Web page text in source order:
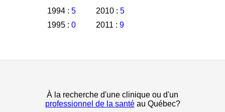
1994 : 5
1995 : 0
2010 : 5
2011 : 9
À la recherche d'une clinique ou d'un
professionnel de la santéau Québec?